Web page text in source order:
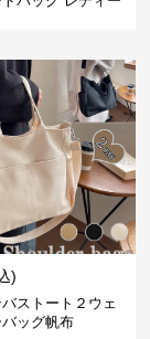
)
ストート２ウェ
ッグ帆布